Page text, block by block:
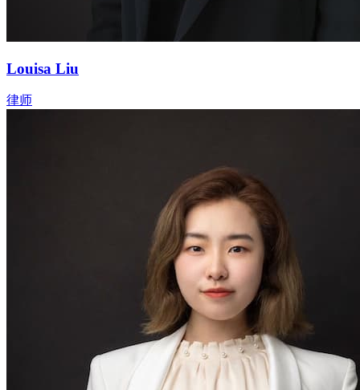
Louisa Liu
律师